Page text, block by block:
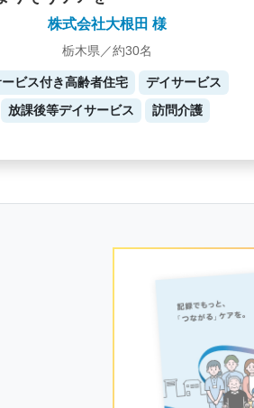
株式会社大根田 様
栃木県／約30名
ビス付き高齢者住宅
デイサービス
放課後等デイサービス
訪問介護